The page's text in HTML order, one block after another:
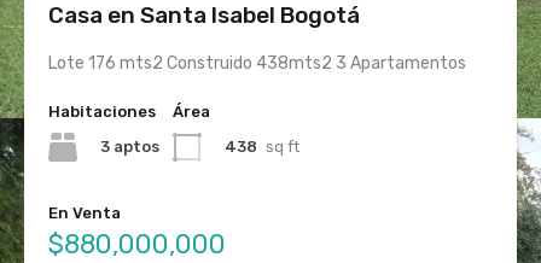
Casa en Santa Isabel Bogotá
Lote 176 mts2 Construido 438mts2 3 Apartamentos
Habitaciones
3 aptos
Área
438 sq ft
En Venta
$880,000,000